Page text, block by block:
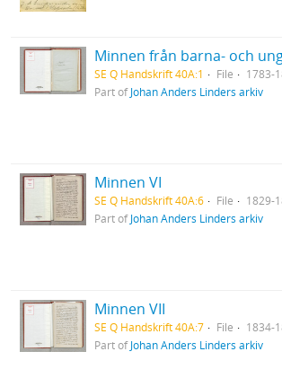
Minnen från barna- och
SE Q Handskrift 40A:1 File
1783-
Part ofJohan Anders Linders arkiv
Minnen VI
SE Q Handskrift 40A:6 File
1829-
Part ofJohan Anders Linders arkiv
Minnen VII
SE Q Handskrift 40A:7 File
1834-
Part ofJohan Anders Linders arkiv